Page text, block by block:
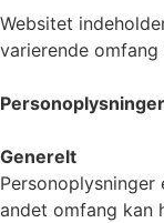
Websitet
varierende
Personoplysninger
Generelt
andet omfang kan